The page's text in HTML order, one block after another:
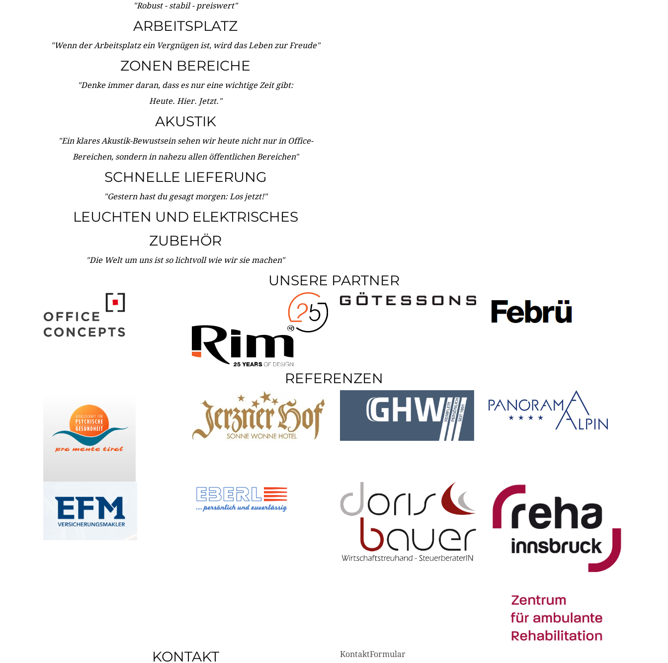
"Robust - stabil - preiswert"
ARBEITSPLATZ
"Wenn der Arbeitsplatz ein Vergnügen ist, wird das Leben zur Freude"
ZONEN BEREICHE
"Denke immer daran, dass es nur eine wichtige Zeit gibt:
Heute. Hier. Jetzt."
AKUSTIK
"Ein klares Akustik-Bewustsein sehen wir heute nicht nur in Office-
Bereichen, sondern in nahezu allen öffentlichen Bereichen"
SCHNELLE LIEFERUNG
"Gestern hast du gesagt morgen: Los jetzt!"
LEUCHTEN UND ELEKTRISCHES
ZUBEHÖR
"Die Welt um uns ist so lichtvoll wie wir sie machen"
UNSERE PARTNER
REFERENZEN
KONTAKT KontaktFormular